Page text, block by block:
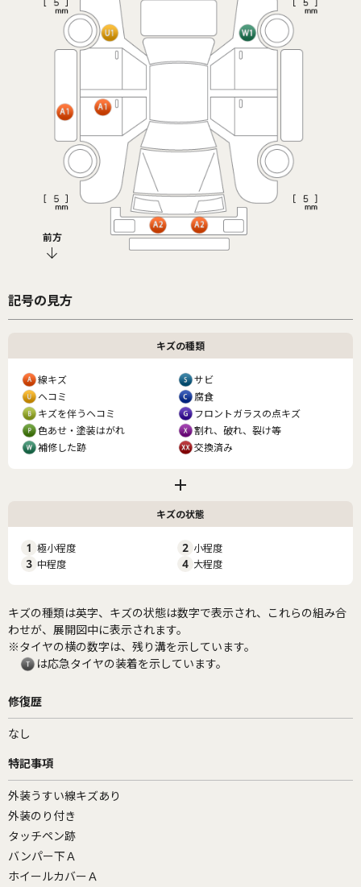
前方
記号の見方
キズの種類
線キズ
サビ
ヘコミ
腐食
キズを伴うヘコミ
フロントガラスの点キズ
色あせ・塗装はがれ
割れ、破れ、裂け等
補修した跡
交換済み
キズの状態
1 極小程度 2 小程度
3 中程度 4 大程度
キズの種類は英字、キズの状態は数字で表示され、これらの組み合
わせが、展開図中に表示されます。
※タイヤの横の数字は、残り溝を示しています。
は応急タイヤの装着を示しています。
修復歴
なし
特記事項
外装うすい線キズあり
外装のり付き
タッチペン跡
バンパー下Ａ
ホイールカバーＡ